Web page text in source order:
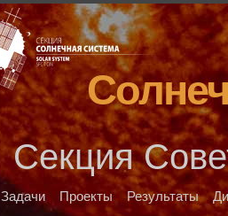
Секция
Задачи Проекты Результаты